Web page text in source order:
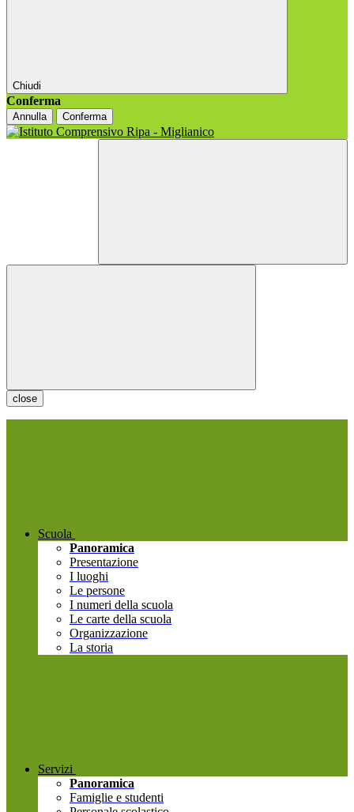
Chiudi
Conferma
Annulla Conferma
close
Scuola
Panoramica
Presentazione
I luoghi
Le persone
I numeri della scuola
Le carte della scuola
Organizzazione
La storia
Servizi
Panoramica
Famiglie e studenti